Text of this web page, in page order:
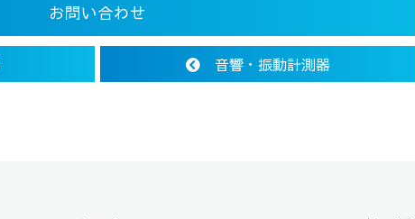
お問い合わせ
音響・振動計測器